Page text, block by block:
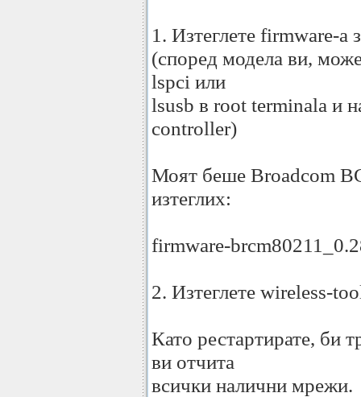
1. Изтеглете firmware-а
(според модела ви,
lspci или
lsusb в root terminala и
controller)
Моят беше Broadcom
изтеглих:
firmware-
2. Изтеглете wireless-
Като рестартирате, би
ви отчита
всички налични мрежи.